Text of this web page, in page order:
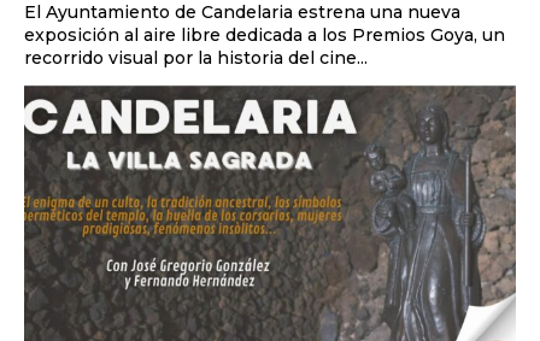
El Ayuntamiento de Candelaria estrena una nueva
exposición al aire libre dedicada a los Premios Goya, un
recorrido visual por la historia del cine...